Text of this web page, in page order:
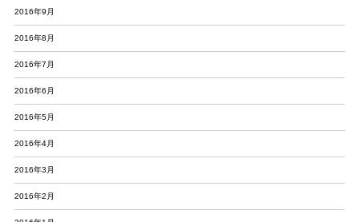
2016年9月
2016年8月
2016年7月
2016年6月
2016年5月
2016年4月
2016年3月
2016年2月